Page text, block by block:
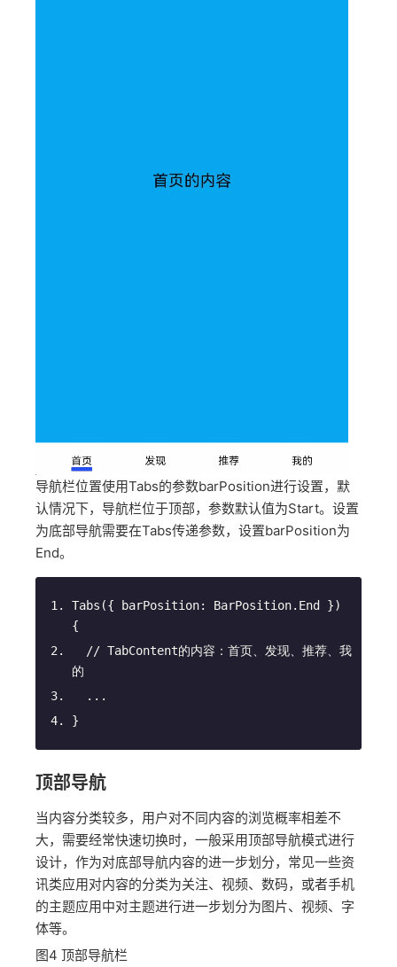
导航栏位置使用Tabs的参数barPosition进行设置，默
认情况下，导航栏位于顶部，参数默认值为Start。设置
为底部导航需要在Tabs传递参数，设置barPosition为
End。
Tabs ({ barPosition: BarPosition.End })
{
// TabContent的内容：首页、发现、推荐、我
的
  ...
}
顶部导航
当内容分类较多，用户对不同内容的浏览概率相差不
大，需要经常快速切换时，一般采用顶部导航模式进行
设计，作为对底部导航内容的进一步划分，常见一些资
讯类应用对内容的分类为关注、视频、数码，或者手机
的主题应用中对主题进行进一步划分为图片、视频、字
体等。
图4 顶部导航栏